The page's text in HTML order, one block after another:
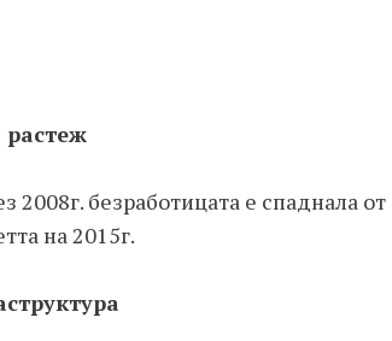
2008г. безработицата е спаднала от
на 2015г.